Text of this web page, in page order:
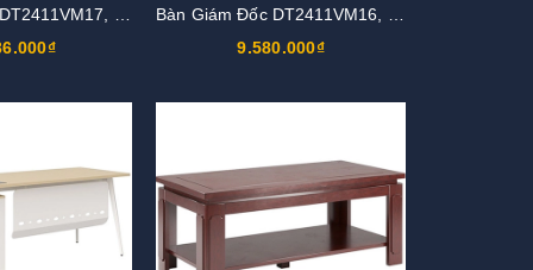
9.580.000₫